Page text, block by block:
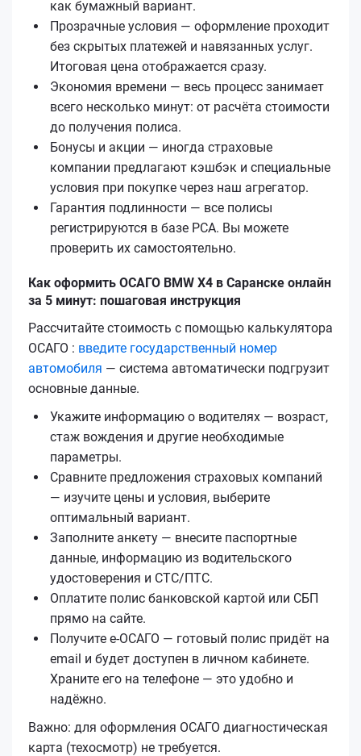
как бумажный вариант.
Прозрачные условия — оформление проходит
без скрытых платежей и навязанных услуг.
Итоговая цена отображается сразу.
Экономия времени — весь процесс занимает
всего несколько минут: от расчёта стоимости
до получения полиса.
Бонусы и акции — иногда страховые
компании предлагают кэшбэк и специальные
условия при покупке через наш агрегатор.
Гарантия подлинности — все полисы
регистрируются в базе РСА. Вы можете
проверить их самостоятельно.
Как оформить ОСАГО BMW X4 в Саранске онлайн
за 5 минут: пошаговая инструкция
Рассчитайте стоимость с помощью калькулятора
ОСАГО : введите государственный номер
автомобиля — система автоматически подгрузит
основные данные.
Укажите информацию о водителях — возраст,
стаж вождения и другие необходимые
параметры.
Сравните предложения страховых компаний
— изучите цены и условия, выберите
оптимальный вариант.
Заполните анкету — внесите паспортные
данные, информацию из водительского
удостоверения и СТС/ПТС.
Оплатите полис банковской картой или СБП
прямо на сайте.
Получите е‑ОСАГО — готовый полис придёт на
email и будет доступен в личном кабинете.
Храните его на телефоне — это удобно и
надёжно.
Важно: для оформления ОСАГО диагностическая
карта (техосмотр) не требуется.